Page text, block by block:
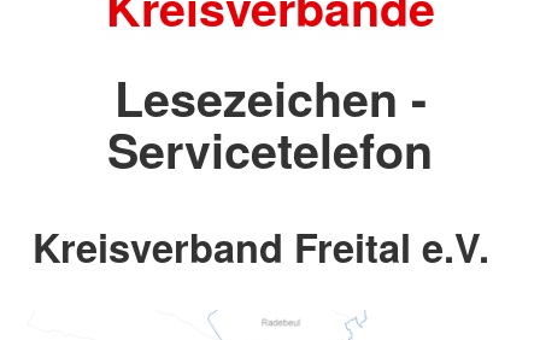
Lesezeichen -
Servicetelefon
Kreisverband Freital e.V.